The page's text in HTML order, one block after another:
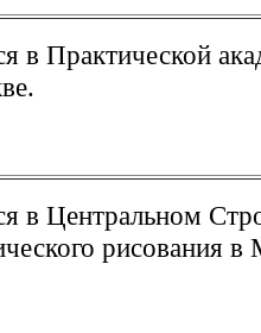
в Практической
в Центральном
рисования в